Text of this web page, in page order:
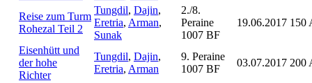
Reise zum Turm
Rohezal Teil 2
Tungdil, Dajin,
Eretria, Arman,
Sunak
2./8.
Peraine
1007 BF
19.06.2017 150
Eisenhütt und
der hohe
Richter
Tungdil, Dajin,
Eretria, Arman
9. Peraine
1007 BF
03.07.2017 200